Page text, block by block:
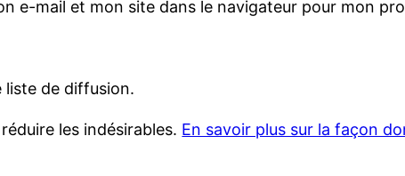
e-mail et mon site dans le navigateur pour mon
liste de diffusion.
les indésirables. En savoir plus sur la façon